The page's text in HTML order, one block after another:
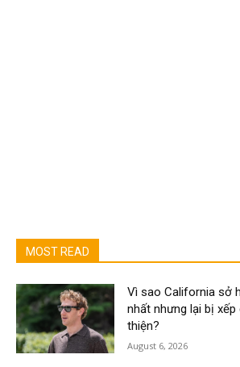
MOST READ
Vì sao California sở
nhất nhưng lại bị
thiện?
August 6, 2026